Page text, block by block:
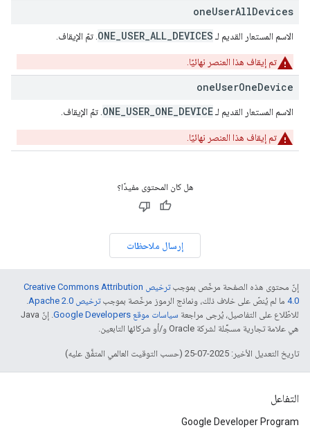
oneUserAllDevices
الاسم المستعار القديم لـ ONE_USER_ALL_DEVICES . تمّ الإيقاف.
تم إيقاف هذا العنصر نهائيًا.
oneUserOneDevice
الاسم المستعار القديم لـONE_USER_ONE_DEVICE . تمّ الإيقاف.
تم إيقاف هذا العنصر نهائيًا.
هل كان المحتوى مفيدًا؟
إرسال ملاحظات
إنّ محتوى هذه الصفحة مرخّص بموجب
ترخيص Creative Commons Attribution
4.0‏ ما لم يُنصّ على خلاف ذلك، ونماذج الرموز مرخّصة بموجبترخيص Apache 2.0‏
.
للاطّلاع على التفاصيل، يُرجى مراجعة سياسات موقع Google Developers‏
. إنّ Java
هي علامة تجارية مسجَّلة لشركة Oracle و/أو شركائها التابعين.
تاريخ التعديل الأخير: 2025-07-25 (حسب التوقيت العالمي المتفَّق عليه)
التفاعل
Google Developer Program